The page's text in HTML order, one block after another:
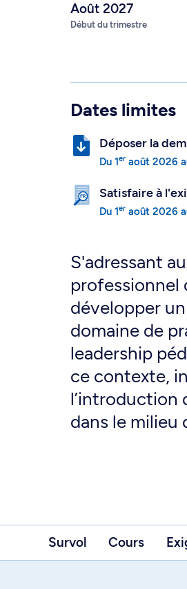
Août 2027
Début du trimestre
Dates limites
Déposer la
Du 1er août 2026
Satisfaire à
Du 1er août 2026
S'adressant
professionnel
développer
domaine de
leadership
ce contexte,
l’introduction
dans le milieu
Survol Cours